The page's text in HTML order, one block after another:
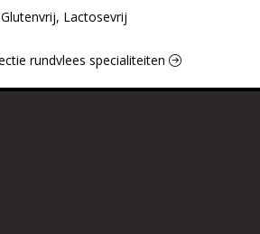
Glutenvrij, Lactosevrij
rundvlees specialiteiten